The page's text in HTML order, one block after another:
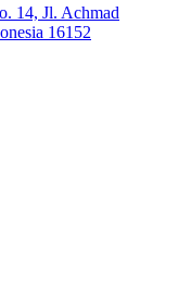
14, Jl. Achmad
16152